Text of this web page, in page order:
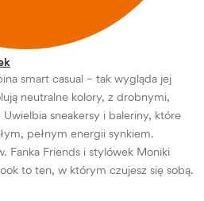
smart casual – tak wygląda jej
neutralne kolory, z drobnymi,
sneakersy i baleriny, które
pełnym energii synkiem.
Fanka Friends i stylówek Moniki
to ten, w którym czujesz się sobą.